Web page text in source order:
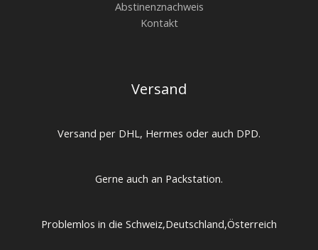
Abstinenznachweis
Kontakt
Versand
Versand per DHL, Hermes oder auch DPD.
Gerne auch an Packstation.
Problemlos in die Schweiz,Deutschland,Österreich